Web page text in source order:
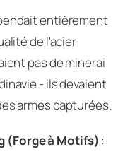
entièrement
de l'acier
pas de minerai
- ils devaient
armes capturées.
(Forge à Motifs) :